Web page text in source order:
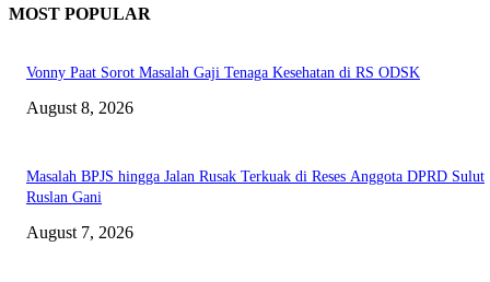
MOST POPULAR
Vonny Paat Sorot Masalah Gaji Tenaga Kesehatan di RS ODSK
August 8, 2026
Masalah BPJS hingga Jalan Rusak Terkuak di Reses Anggota DPRD Sulut
Ruslan Gani
August 7, 2026